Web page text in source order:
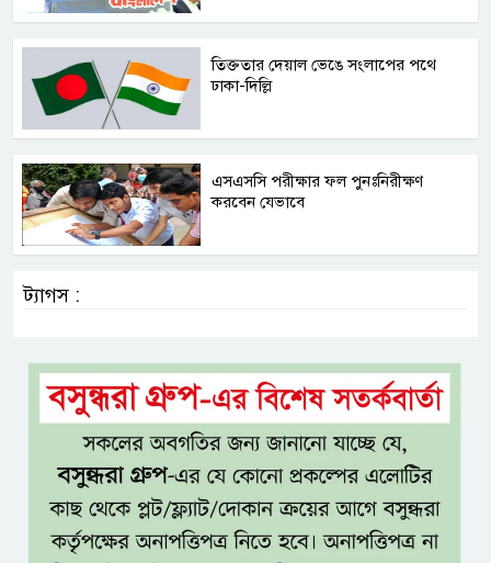
তিক্ততার দেয়াল ভেঙে সংলাপের পথে
ঢাকা-দিল্লি
এসএসসি পরীক্ষার ফল পুনঃনিরীক্ষণ
করবেন যেভাবে
ট্যাগস :